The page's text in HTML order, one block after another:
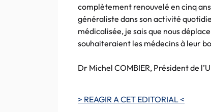
complètement renouvelé en cinq
généraliste dans son activité
médicalisée, je sais que nous
souhaiteraient les médecins à leur
Dr Michel COMBIER, Président de
> REAGIR A CET EDITORIAL <